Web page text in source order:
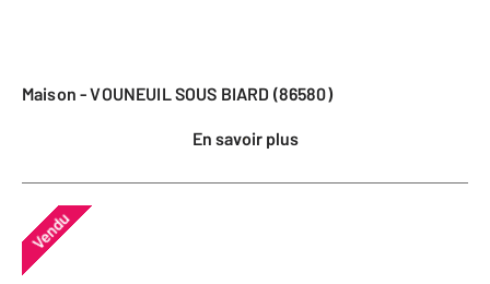
Maison - VOUNEUIL SOUS BIARD (86580)
En savoir plus
Vendu